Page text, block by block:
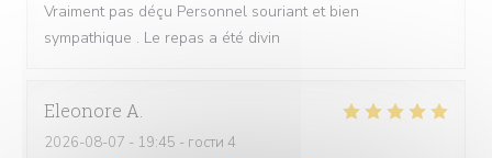
Vraiment pas déçu Personnel souriant et bien
sympathique . Le repas a été divin
Eleonore A
2026-08-07 - 19:45 - гости 4